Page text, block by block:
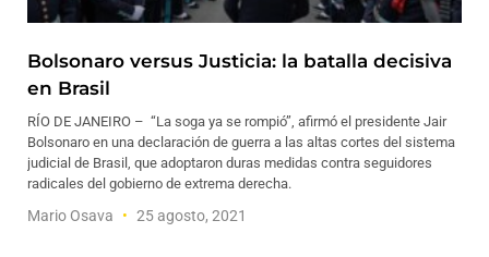
Bolsonaro versus Justicia: la batalla decisiva
en Brasil
RÍO DE JANEIRO – “La soga ya se rompió”, afirmó el presidente Jair
Bolsonaro en una declaración de guerra a las altas cortes del sistema
judicial de Brasil, que adoptaron duras medidas contra seguidores
radicales del gobierno de extrema derecha.
Mario Osava 25 agosto, 2021